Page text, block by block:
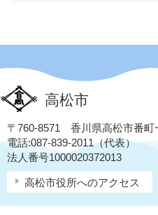
高松市
〒760-8571 香川県高松市番町
電話:087-839-2011（代表）
法人番号1000020372013
高松市役所へのアクセス